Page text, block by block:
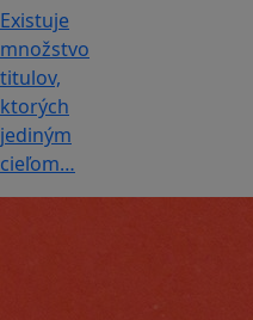
Existuje
množstvo
titulov,
ktorých
jediným
cieľom…